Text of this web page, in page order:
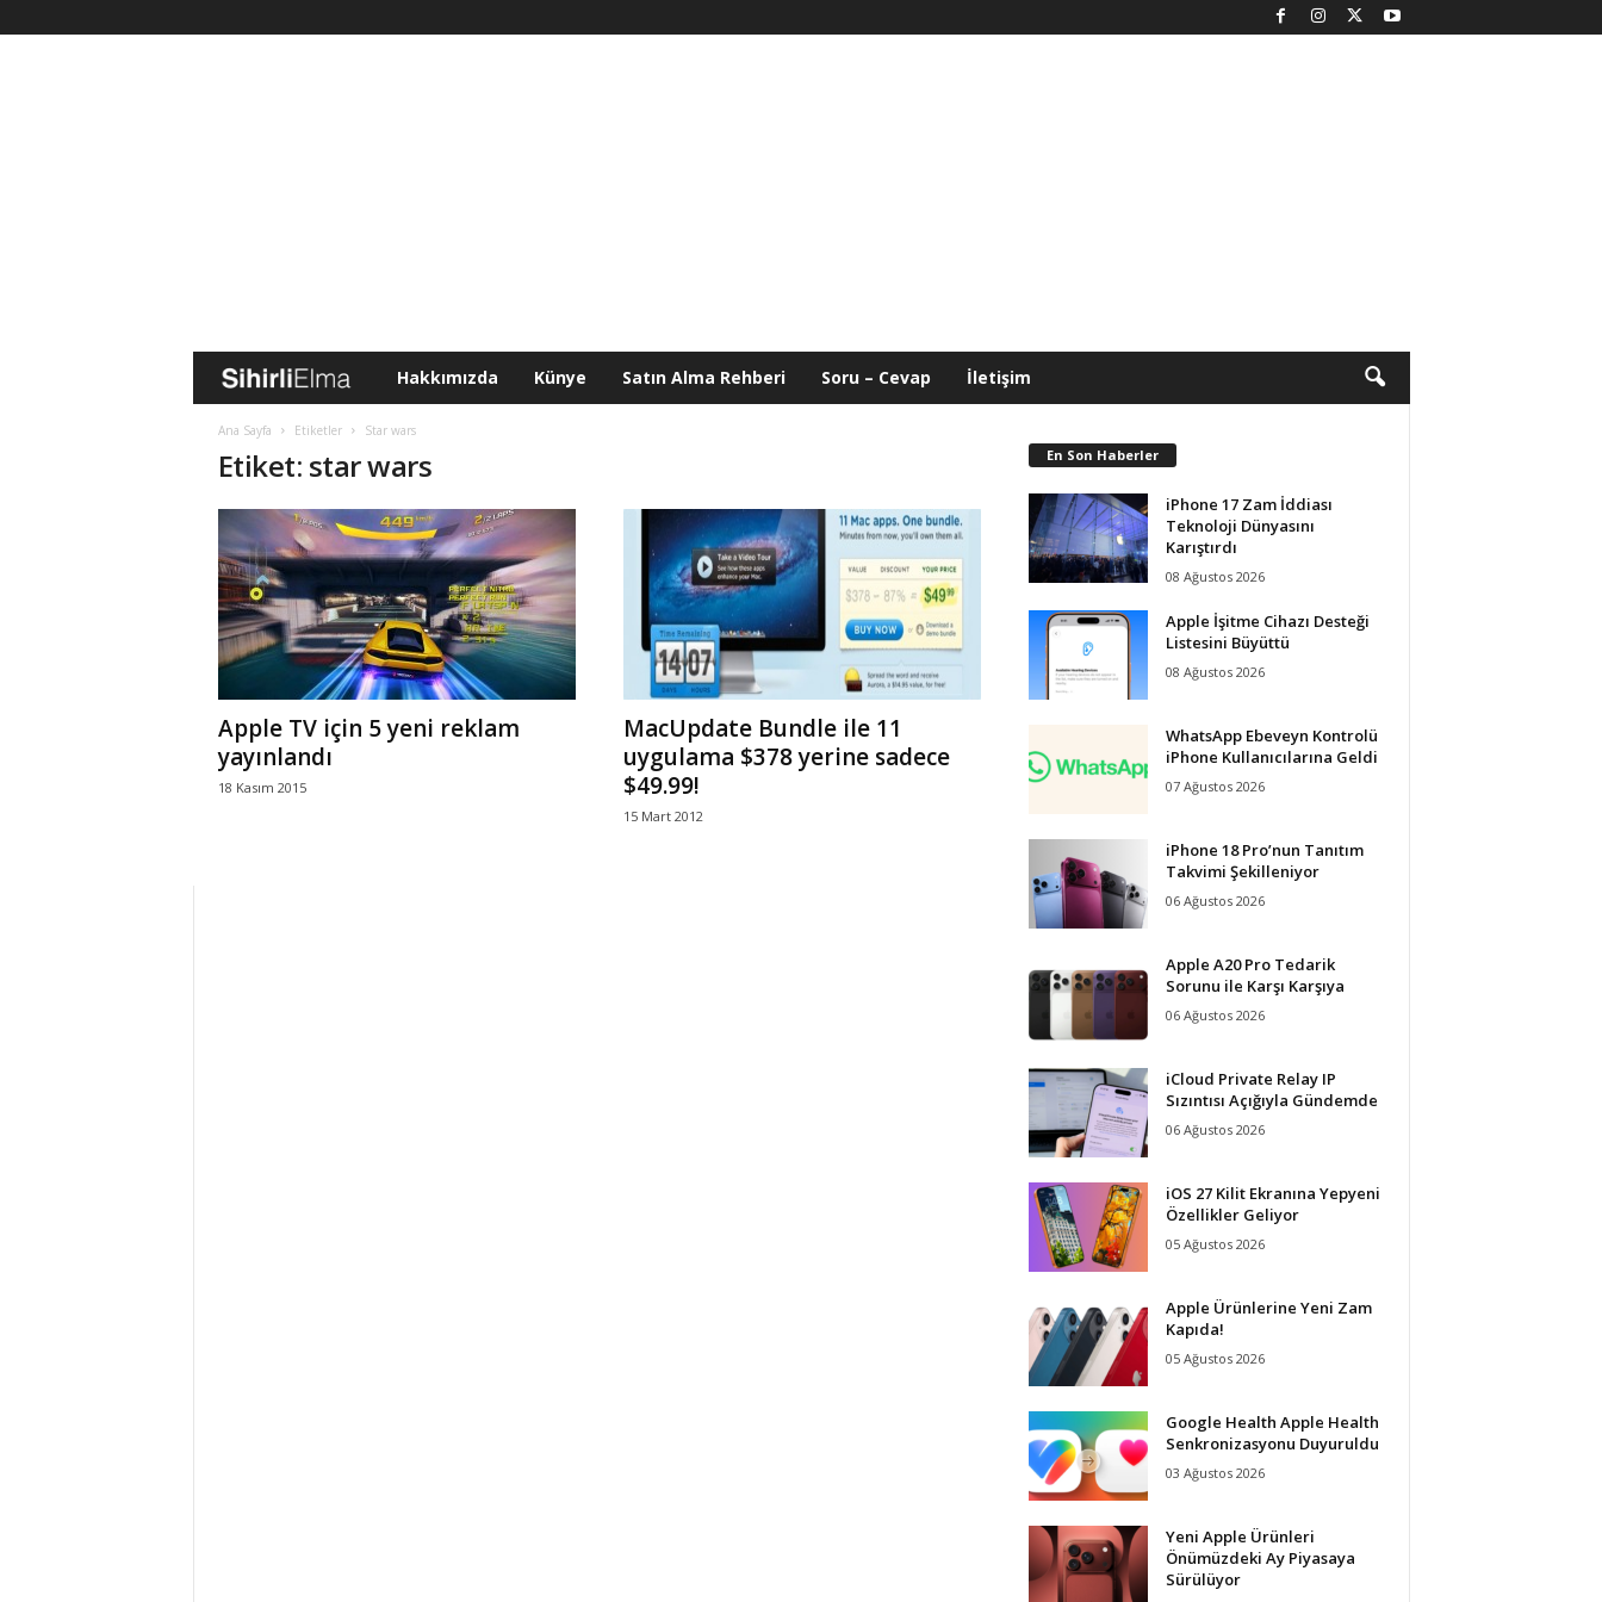
i
h
i
l
i
E
Hakkımızda Künye Satın Alma Rehberi Soru – Cevap İletişim
Ana Sayfa Etiketler Star wars
Etiket: star wars
Apple TV için 5 yeni reklam
yayınlandı
18 Kasım 2015
MacUpdate Bundle ile 11
uygulama $378 yerine sadece
$49.99!
15 Mart 2012
En Son Haberler
iPhone 17 Zam İddiası
Teknoloji Dünyasını
Karıştırdı
08 Ağustos 2026
Apple İşitme Cihazı Desteği
Listesini Büyüttü
08 Ağustos 2026
WhatsApp Ebeveyn Kontrolü
iPhone Kullanıcılarına Geldi
07 Ağustos 2026
iPhone 18 Pro’nun Tanıtım
Takvimi Şekilleniyor
06 Ağustos 2026
Apple A20 Pro Tedarik
Sorunu ile Karşı Karşıya
06 Ağustos 2026
iCloud Private Relay IP
Sızıntısı Açığıyla Gündemde
06 Ağustos 2026
iOS 27 Kilit Ekranına Yepyeni
Özellikler Geliyor
05 Ağustos 2026
Apple Ürünlerine Yeni Zam
Kapıda!
05 Ağustos 2026
Google Health Apple Health
Senkronizasyonu Duyuruldu
03 Ağustos 2026
Yeni Apple Ürünleri
Önümüzdeki Ay Piyasaya
Sürülüyor